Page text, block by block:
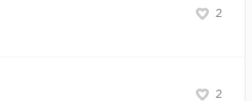
2
2